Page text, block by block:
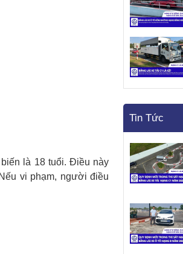
là 18 tuổi. Điều này
Nếu vi phạm, người điều
Tin Tức